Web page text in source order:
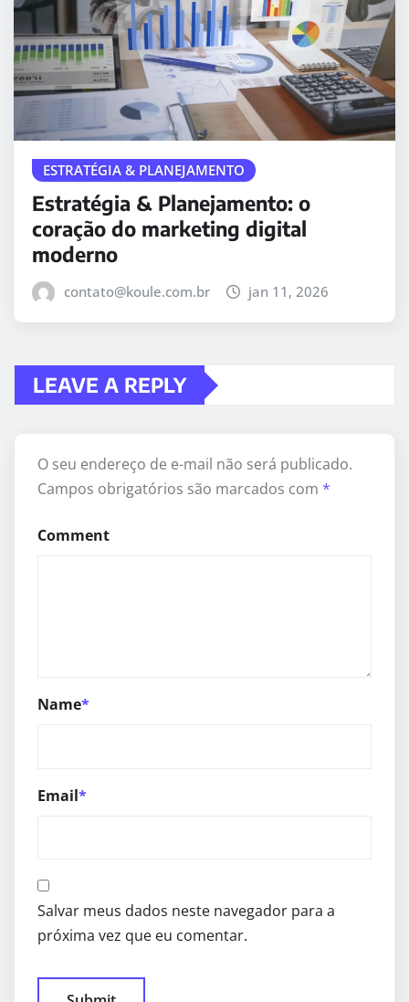
ESTRATÉGIA & PLANEJAMENTO
Estratégia & Planejamento: o
coração do marketing digital
moderno
contato@koule.com.br jan 11, 2026
LEAVE A REPLY
O seu endereço de e-mail não será publicado.
Campos obrigatórios são marcados com *
Comment
Name*
Email*
Salvar meus dados neste navegador para a
próxima vez que eu comentar.